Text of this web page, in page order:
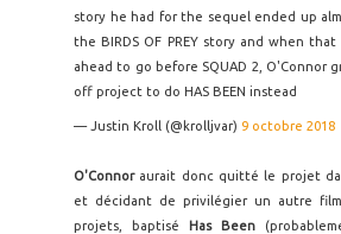
story he had for the sequel ended up
the BIRDS OF PREY story and when
ahead to go before SQUAD 2, O'Connor
off project to do HAS BEEN instead
— Justin Kroll (@krolljvar) 9 octobre 2018
O'Connoraurait donc quitté le projet
et décidant de privilégier un autre
projets, baptisé
Has Been